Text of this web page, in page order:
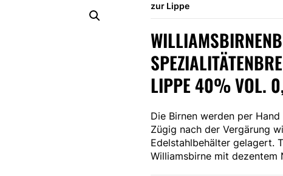
zur Lippe
IPPE 40% VOL.
Die Birnen werden per
Zügig nach der Vergärung
Edelstahlbehälter gelagert.
Williamsbirne mit dezentem